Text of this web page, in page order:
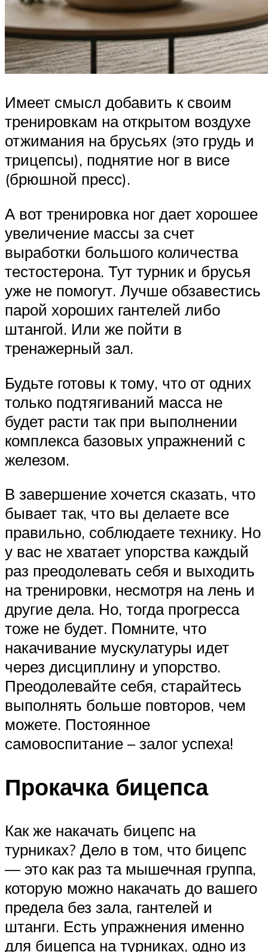
Имеет смысл добавить к своим
тренировкам на открытом воздухе
отжимания на брусьях (это грудь и
трицепсы), поднятие ног в висе
(брюшной пресс).
А вот тренировка ног дает хорошее
увеличение массы за счет
выработки большого количества
тестостерона. Тут турник и брусья
уже не помогут. Лучше обзавестись
парой хороших гантелей либо
штангой. Или же пойти в
тренажерный зал.
Будьте готовы к тому, что от одних
только подтягиваний масса не
будет расти так при выполнении
комплекса базовых упражнений с
железом.
В завершение хочется сказать, что
бывает так, что вы делаете все
правильно, соблюдаете технику. Но
у вас не хватает упорства каждый
раз преодолевать себя и выходить
на тренировки, несмотря на лень и
другие дела. Но, тогда прогресса
тоже не будет. Помните, что
накачивание мускулатуры идет
через дисциплину и упорство.
Преодолевайте себя, старайтесь
выполнять больше повторов, чем
можете. Постоянное
самовоспитание – залог успеха!
Прокачка бицепса
Как же накачать бицепс на
турниках? Дело в том, что бицепс
— это как раз та мышечная группа,
которую можно накачать до вашего
предела без зала, гантелей и
штанги. Есть упражнения именно
для бицепса на турниках, одно из